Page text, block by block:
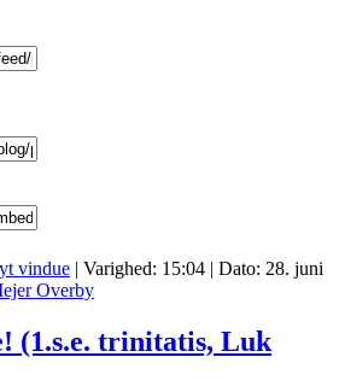
vindue | Varighed: 15:04 | Dato: 28. juni
Overby
(1.s.e. trinitatis, Luk